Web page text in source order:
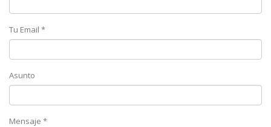
Tu Email *
Asunto
Mensaje *